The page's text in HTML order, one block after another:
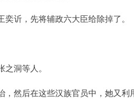
䜣，先将辅政六大臣给除掉了。
洞等人。
然后在这些汉族官员中，她又利